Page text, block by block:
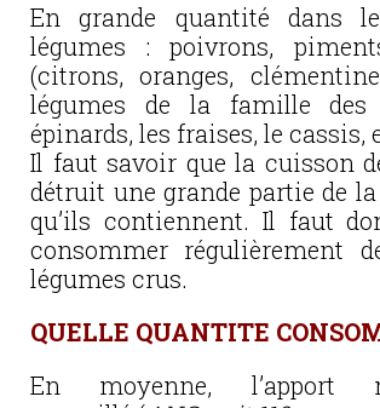
En grande quantité dans
légumes : poivrons,
(citrons, oranges,
légumes de la famille des
épinards, les fraises, le cassis,
Il faut savoir que la cuisson
détruit une grande partie de
qu’ils contiennent. Il faut
consommer régulièrement
légumes crus.
QUELLE QUANTITE
En moyenne, l’apport